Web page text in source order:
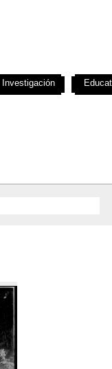
Investigación